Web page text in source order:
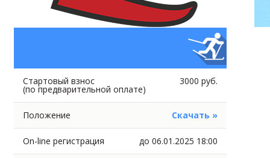
Стартовый взнос
(по предварительной оплате)
3000 руб.
Положение Скачать »
On-line регистрация до 06.01.2025 18:00